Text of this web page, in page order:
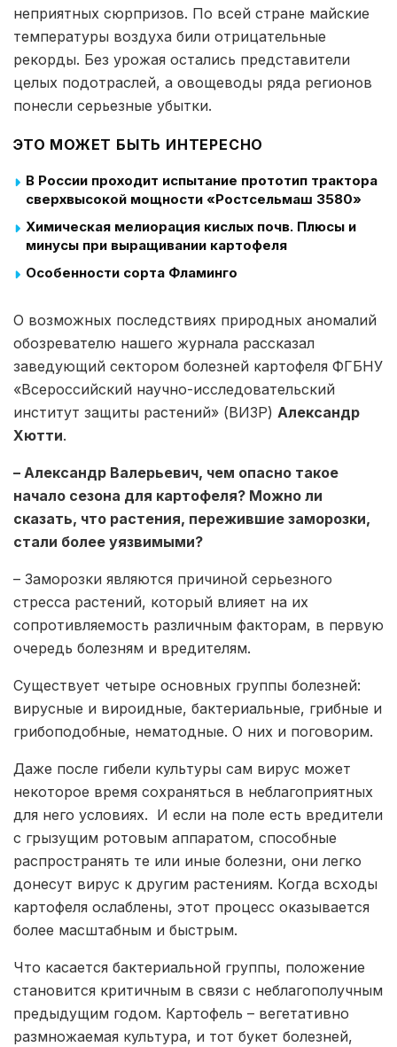
неприятных сюрпризов. По всей стране майские
температуры воздуха били отрицательные
рекорды. Без урожая остались представители
целых подотраслей, а овощеводы ряда регионов
понесли серьезные убытки.
ЭТО МОЖЕТ БЫТЬ ИНТЕРЕСНО
В России проходит испытание прототип трактора
сверхвысокой мощности «Ростсельмаш 3580»
Химическая мелиорация кислых почв. Плюсы и
минусы при выращивании картофеля
Особенности сорта Фламинго
О возможных последствиях природных аномалий
обозревателю нашего журнала рассказал
заведующий сектором болезней картофеля ФГБНУ
«Всероссийский научно-исследовательский
институт защиты растений» (ВИЗР) Александр
Хютти.
– Александр Валерьевич, чем опасно такое
начало сезона для картофеля? Можно ли
сказать, что растения, пережившие заморозки,
стали более уязвимыми?
– Заморозки являются причиной серьезного
стресса растений, который влияет на их
сопротивляемость различным факторам, в первую
очередь болезням и вредителям.
Существует четыре основных группы болезней:
вирусные и вироидные, бактериальные, грибные и
грибоподобные, нематодные. О них и поговорим.
Даже после гибели культуры сам вирус может
некоторое время сохраняться в неблагоприятных
для него условиях. И если на поле есть вредители
с грызущим ротовым аппаратом, способные
распространять те или иные болезни, они легко
донесут вирус к другим растениям. Когда всходы
картофеля ослаблены, этот процесс оказывается
более масштабным и быстрым.
Что касается бактериальной группы, положение
становится критичным в связи с неблагополучным
предыдущим годом. Картофель – вегетативно
размножаемая культура, и тот букет болезней,